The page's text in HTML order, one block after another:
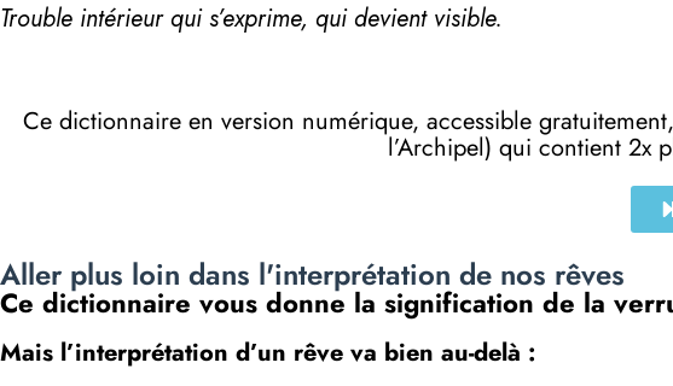
Trouble intérieur qui s’exprime, qui devient visible.
Ce dictionnaire en version numérique, accessible
l’Archipel) qui contient 2x
Aller plus loin dans l'interprétation de nos rêves
Ce dictionnaire vous donne la signification de la
Mais l’interprétation d’un rêve va bien au-delà :